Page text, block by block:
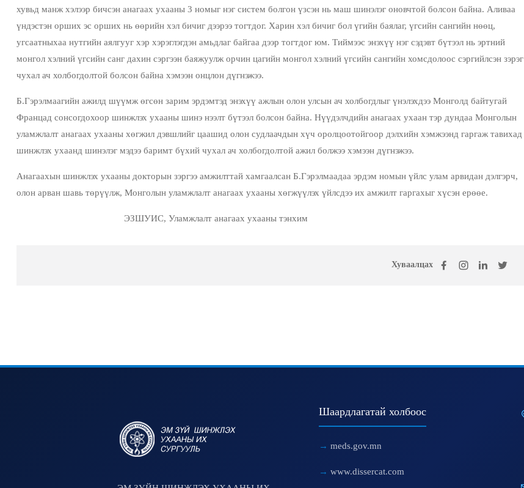
хувьд манж хэлээр бичсэн анагаах ухааны 3 номыг нэг систем болгон үзсэн нь маш шинэлэг оновчтой болсон байна. Аливаа
үндэстэн орших эс орших нь өөрийн хэл бичиг дээрээ тогтдог. Харин хэл бичиг бол үгийн баялаг, үгсийн сангийн нөөц,
угсаатныхаа нутгийн аялгууг хэр хэрэглэгдэн амьдлаг байгаа дээр тогтдог юм. Тиймээс энэхүү нэг сэдэвт бүтээл нь эртний
монгол хэлний үгсийн санг дахин сэргээн баяжуулж орчин цагийн монгол хэлний үгсийн сангийн хомсдолоос сэргийлсэн зэрэг
чухал ач холбогдолтой болсон байна хэмээн онцлон дүгнэжээ.
​Б.Гэрэлмаагийн ажилд шүүмж өгсөн зарим эрдэмтэд энэхүү ажлын олон улсын ач холбогдлыг үнэлэхдээ Монголд байтугай
Францад сонсогдохоор шинжлэх ухааны шинэ нээлт бүтээл болсон байна. Нүүдэлчдийн анагаах ухаан тэр дундаа Монголын
уламжлалт анагаах ухааны хөгжил дэвшлийг цаашид олон судлаачдын хүч оролцоотойгоор дэлхийн хэмжээнд гаргаж тавихад
шинжлэх ухаанд шинэлэг мэдээ баримт бүхий чухал ач холбогдолтой ажил болжээ хэмээн дүгнэжээ.
​Анагаахын шинжлэх ухааны докторын зэргээ амжилттай хамгаалсан Б.Гэрэлмаадаа эрдэм номын үйлс улам арвидан дэлгэрч,
олон арван шавь төрүүлж, Монголын уламжлалт анагаах ухааны хөгжүүлэх үйлсдээ их амжилт гаргахыг хүсэн ерөөе.
ЭЗШУИС, Уламжлалт анагаах ухааны тэнхим
Хуваалцах
Шаардлагатай холбоос
meds.gov.mn
www.dissercat.com